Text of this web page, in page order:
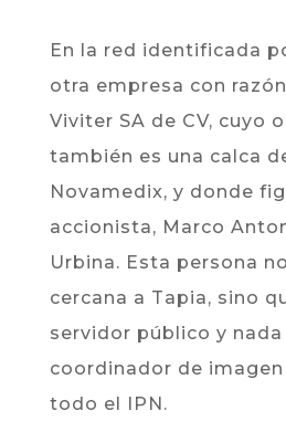
En la red identificada
otra empresa con
Viviter SA de CV, cuyo
también es una calca
Novamedix, y donde
accionista, Marco
Urbina. Esta persona
cercana a Tapia, sino
servidor público y
coordinador de
todo el IPN.